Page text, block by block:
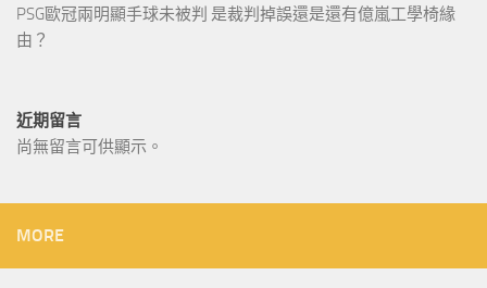
PSG歐冠兩明顯手球未被判 是裁判掉誤還是還有億嵐工學椅緣
由？
近期留言
尚無留言可供顯示。
MORE